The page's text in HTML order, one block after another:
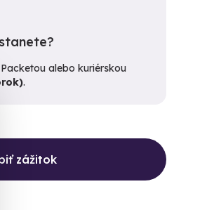
alebo kuriérskou
.
zážitok